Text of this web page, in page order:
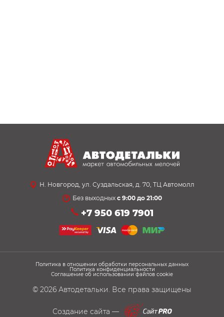
Н. Новгород, ул. Суздальская, д. 70, ТЦ Автомолл
Без выходных с 9:00 до 21:00
+7 950 619 7901
Политика в отношении обработки персональных данных
Политика конфиденциальности
Соглашение об использовании файлов cookie
© 2026 Автодетальки. Все права защищены
Создание сайта —